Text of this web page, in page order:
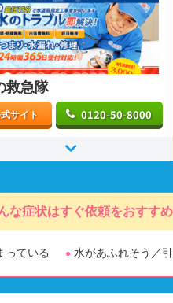
救急隊
サイト 0120-50-8000
な症状はすぐ依頼をおすすめ
っている 水があふれそう／